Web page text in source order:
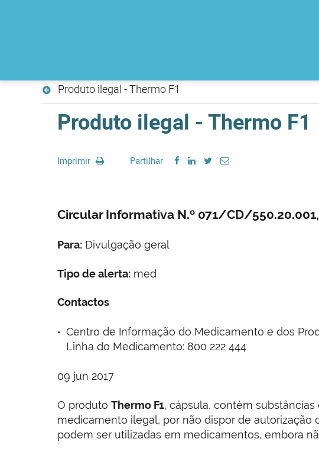
Produto ilegal - Thermo F1
Produto ilegal - Thermo F1
Imprimir Partilhar
Circular Informativa N.º 071/CD/
Para: Divulgação geral
Tipo de alerta: med
Contactos
Centro de Informação do Medicamento e dos
Linha do Medicamento: 800 222 444
09 jun 2017
O produto Thermo F1, cápsula, contém
medicamento ilegal, por não dispor de
podem ser utilizadas em medicamentos, embora